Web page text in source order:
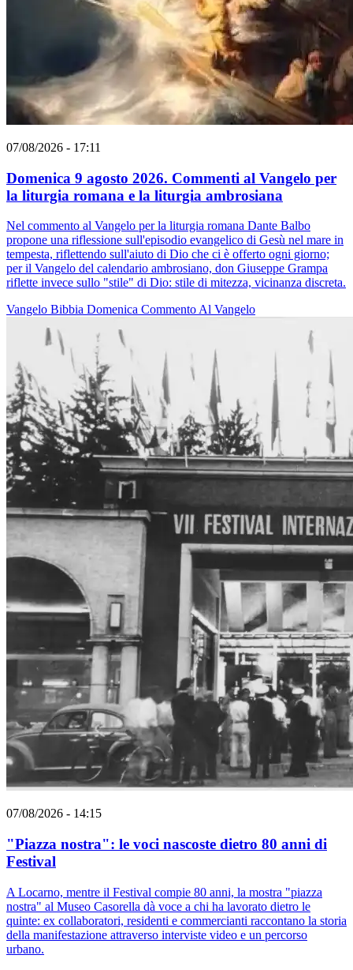
07/08/2026 - 17:11
Domenica 9 agosto 2026. Commenti al Vangelo per
la liturgia romana e la liturgia ambrosiana
Nel commento al Vangelo per la liturgia romana Dante Balbo
propone una riflessione sull'episodio evangelico di Gesù nel mare in
tempesta, riflettendo sull'aiuto di Dio che ci è offerto ogni giorno;
per il Vangelo del calendario ambrosiano, don Giuseppe Grampa
riflette invece sullo "stile" di Dio: stile di mitezza, vicinanza discreta.
Vangelo Bibbia Domenica Commento Al Vangelo
07/08/2026 - 14:15
"Piazza nostra": le voci nascoste dietro 80 anni di
Festival
A Locarno, mentre il Festival compie 80 anni, la mostra "piazza
nostra" al Museo Casorella dà voce a chi ha lavorato dietro le
quinte: ex collaboratori, residenti e commercianti raccontano la storia
della manifestazione attraverso interviste video e un percorso
urbano.